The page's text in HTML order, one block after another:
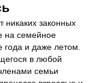
законных
на семейное
года и даже летом.
в любой
семьи